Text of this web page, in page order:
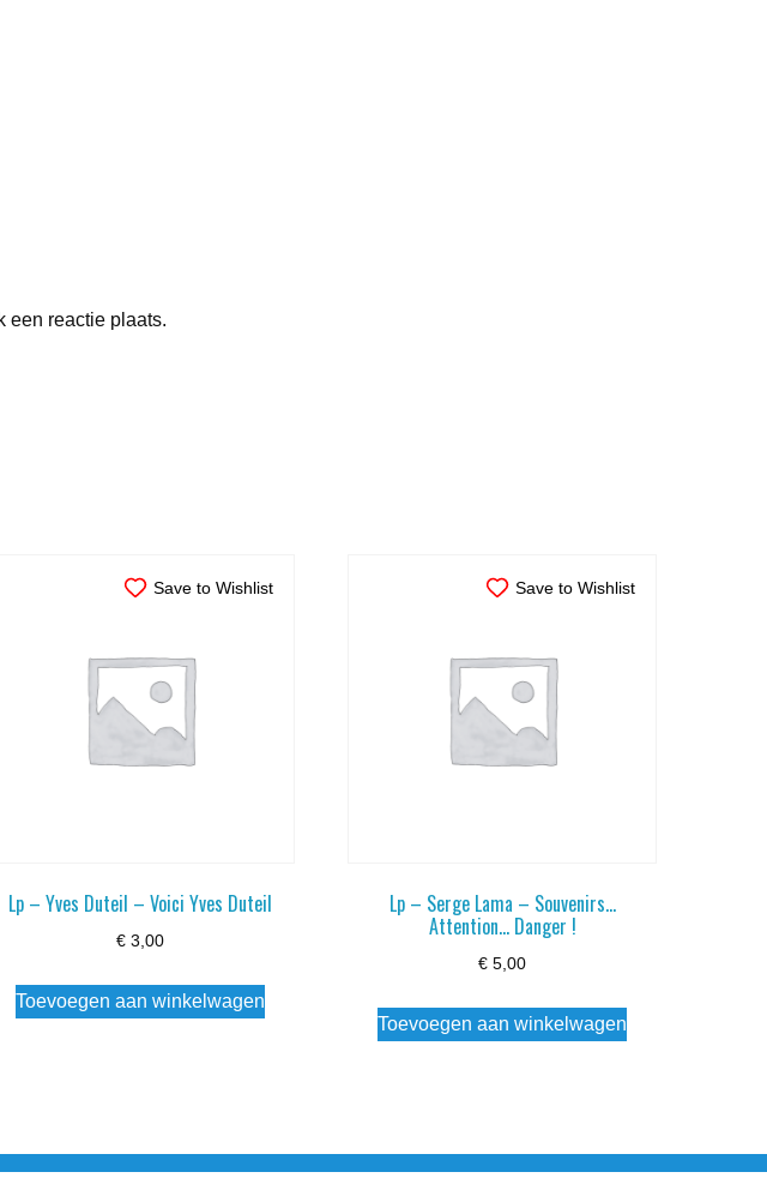
een reactie plaats.
Save to Wishlist
Lp – Yves Duteil – Voici Yves Duteil
€3,00
Toevoegen aan winkelwagen
Save to Wishlist
Lp – Serge Lama – Souvenirs…
Attention… Danger !
€ 5,00
Toevoegen aan winkelwagen